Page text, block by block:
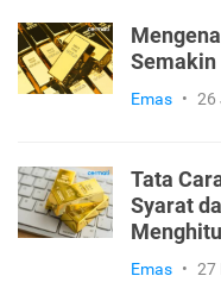
Emas • 26
Tata
Syarat
Emas • 27